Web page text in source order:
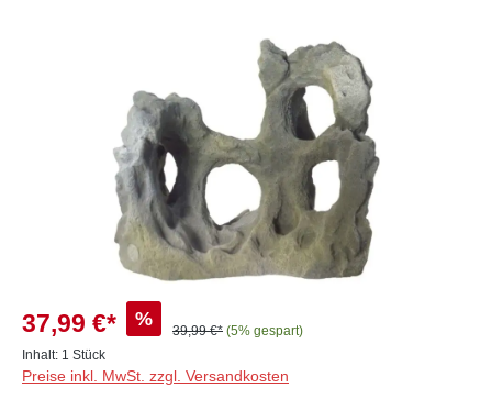
37,99 €* %
39,99 €* (5% gespart)
Inhalt: 1 Stück
Preise inkl. MwSt. zzgl. Versandkosten